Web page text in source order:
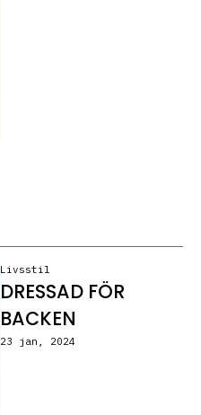
Livsstil
DRESSAD FÖR
BACKEN
23 jan, 2024